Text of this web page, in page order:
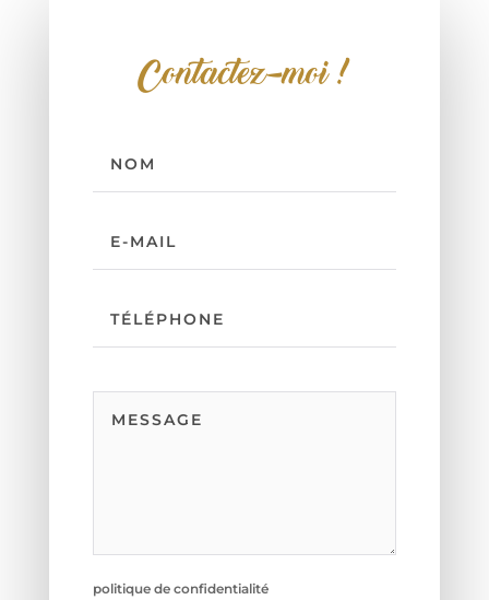
Contactez-moi !
politique de confidentialité